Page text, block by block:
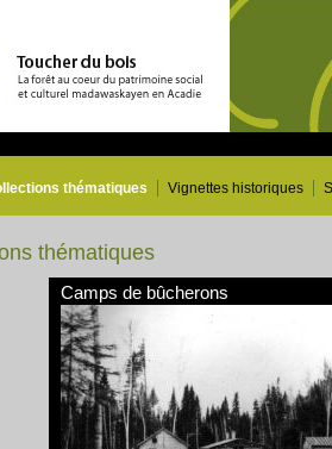
thématiques Vignettes historiques
thématiques
Camps de bûcherons